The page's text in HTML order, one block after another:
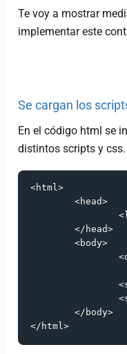
Te voy a mostrar
implementar este
Se cargan los
En el código html se
distintos scripts y css.
<html>
<head>
<
</ head>
<body>
<
<
<
</ body>
</ html>